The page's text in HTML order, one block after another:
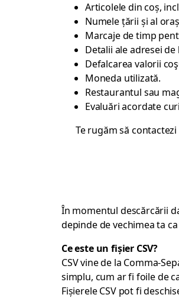
Articolele din coș,
Numele țării și al
Marcaje de timp
Detalii ale adresei de
Defalcarea valorii
Moneda utilizată.
Restaurantul sau
Evaluări acordate
Te rugăm să contactezi
În momentul descărcării
depinde de vechimea ta
Ce este un fișier CSV?
CSV vine de la Comma-
simplu, cum ar fi foile de
Fișierele CSV pot fi